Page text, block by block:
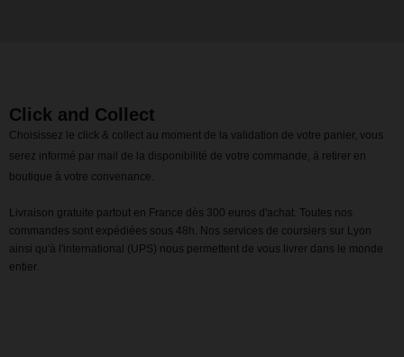
Click and Collect
Choisissez le click & collect au moment de la validation de votre panier, vous
serez informé par mail de la disponibilité de votre commande, à retirer en
boutique à votre convenance.
Livraison gratuite partout en France dès 300 euros d'achat. Toutes nos
commandes sont expédiées sous 48h. Nos services de coursiers sur Lyon
ainsi qu'à l'international (UPS) nous permettent de vous livrer dans le monde
entier.